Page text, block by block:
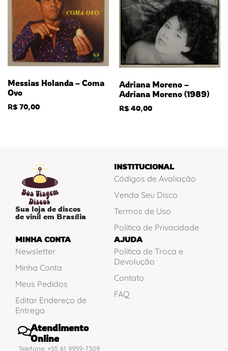
Messias Holanda – Coma
Ovo
R$70,00
Adriana Moreno –
Adriana Moreno (1989)
R$40,00
Sua loja de discos
de vinil em Brasília
INSTITUCIONAL
Códigos de Avaliação
Venda Seu Disco
Termos de Uso
Política de Privacidade
MINHA CONTA
Newsletter
Minha Conta
Meus Pedidos
Editar Endereço de
Entrega
AJUDA
Política de Troca e
Devolução
Contato
FAQ
Atendimento
Online
Telefone: +55 61 9959-7309